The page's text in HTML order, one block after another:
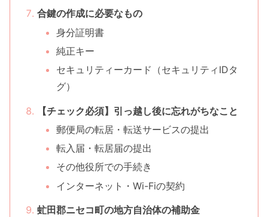
合鍵の作成に必要なもの
身分証明書
純正キー
セキュリティーカード（セキュリティIDタ
グ）
【チェック必須】引っ越し後に忘れがちなこと
郵便局の転居・転送サービスの提出
転入届・転居届の提出
その他役所での手続き
インターネット・Wi-Fiの契約
虻田郡ニセコ町の地方自治体の補助金